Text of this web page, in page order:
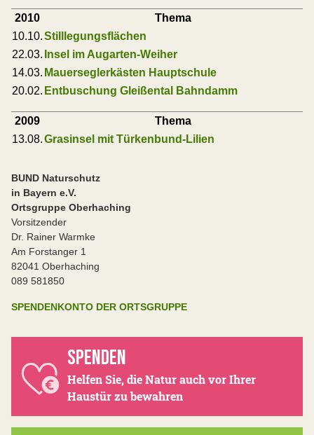
2010
Thema
10.10.Stilllegungsflächen
22.03. Insel im Augarten-Weiher
14.03. Mauerseglerkästen Hauptschule
20.02. Entbuschung Gleißental Bahndamm
2009
Thema
13.08.Grasinsel mit Türkenbund-Lilien
BUND Naturschutz
in Bayern e.V.
Ortsgruppe Oberhaching
Vorsitzender
Dr. Rainer Warmke
Am Forstanger 1
82041 Oberhaching
089 581850
SPENDENKONTO DER ORTSGRUPPE
SPENDEN
Helfen Sie, die Natur auch vor Ihrer
Haustür zu bewahren